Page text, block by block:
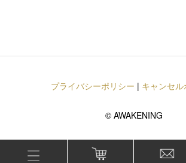
プライバシーポリシー | キャンセ
© AWAKENING